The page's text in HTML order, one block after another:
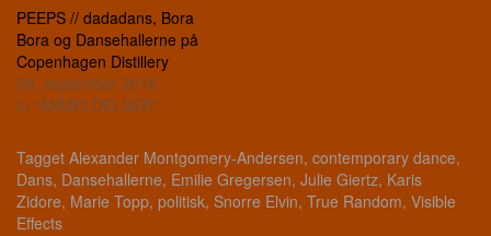
PEEPS // dadadans, Bora
Bora og Dansehallerne på
Copenhagen Distillery
28. september 2018
In "ANMELDELSER"
Tagget Alexander Montgomery-Andersen, contemporary dance,
Dans, Dansehallerne, Emilie Gregersen, Julie Giertz, Karis
Zidore, Marie Topp, politisk, Snorre Elvin, True Random, Visible
Effects